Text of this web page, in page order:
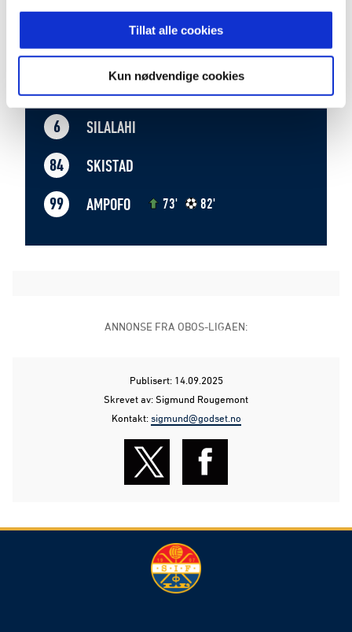
Tillat alle cookies
Kun nødvendige cookies
14 ENERSEN 73'
8 KRASNIQI 73'
15
6 SILALAHI
84 SKISTAD
99 AMPOFO 73' 82'
ANNONSE FRA OBOS-LIGAEN:
Publisert: 14.09.2025
Skrevet av: Sigmund Rougemont
Kontakt:sigmund@godset.no